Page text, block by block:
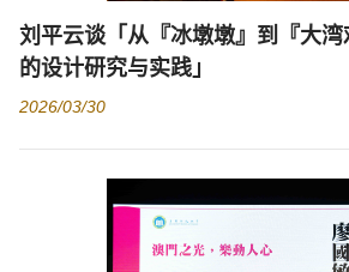
刘平云谈「从『冰墩墩』到『大
的设计研究与实践」
2026/03/30